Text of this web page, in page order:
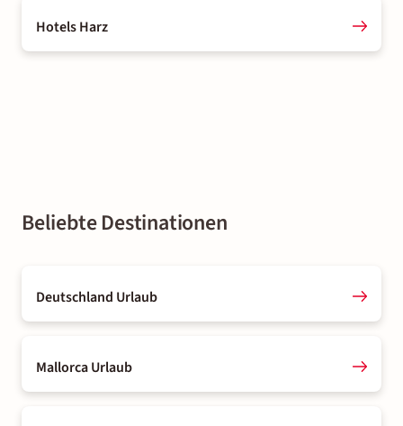
Hotels Harz
Beliebte Destinationen
Deutschland Urlaub
Mallorca Urlaub